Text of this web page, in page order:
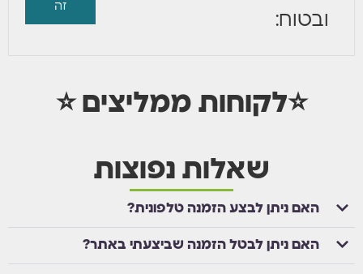
ובטוח:
זה
⭐לקוחות ממליצים ⭐
שאלות נפוצות
האם ניתן לבצע הזמנה טלפונית?
האם ניתן לבטל הזמנה שביצעתי באתר?